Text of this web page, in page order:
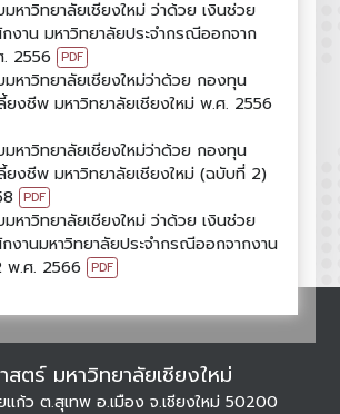
หาวิทยาลัยเชียงใหม่ ว่าด้วย เงินช่วย
งาน มหาวิทยาลัยประจำกรณีออกจาก
. 2556 PDF
หาวิทยาลัยเชียงใหม่ว่าด้วย กองทุน
ยงชีพ มหาวิทยาลัยเชียงใหม่ พ.ศ. 2556
หาวิทยาลัยเชียงใหม่ว่าด้วย กองทุน
ยงชีพ มหาวิทยาลัยเชียงใหม่ (ฉบับที่ 2)
PDF
หาวิทยาลัยเชียงใหม่ ว่าด้วย เงินช่วย
งานมหาวิทยาลัยประจำกรณีออกจากงาน
พ.ศ. 2566 PDF
ตร์ มหาวิทยาลัยเชียงใหม่
แก้ว ต.สุเทพ อ.เมือง จ.เชียงใหม่ 50200